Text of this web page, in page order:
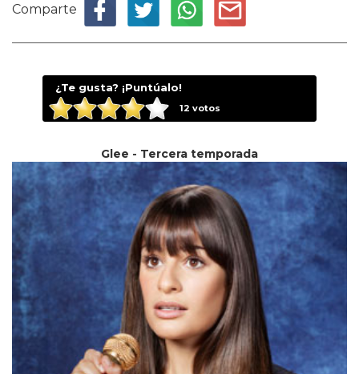
Comparte
¿Te gusta? ¡Puntúalo!
12 votos
Glee - Tercera temporada